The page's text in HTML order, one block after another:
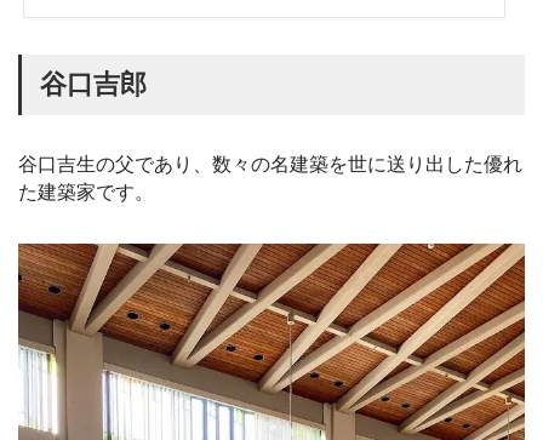
谷口吉郎
谷口吉生の父であり、数々の名建築を世に送り出した優れ
た建築家です。